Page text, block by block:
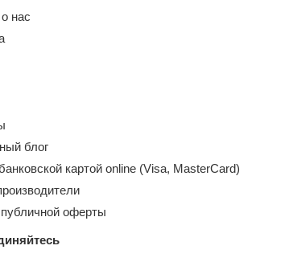
нас
блог
картой online (Visa, MasterCard)
оферты